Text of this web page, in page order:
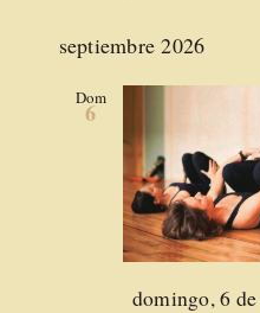
septiembre 2026
Dom
6
Destacado
domingo, 6